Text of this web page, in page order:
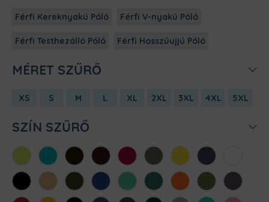
Férfi Kereknyakú Póló Férfi V-nyakú Póló
Férfi Testhezálló Póló Férfi Hosszúujjú Póló
MÉRET SZŰRŐ
XS S M L XL 2XL 3XL 4XL 5XL
SZÍN SZŰRŐ
AlmazöldAtollkékBarnaBordóChili Cink Citromsárga
Denim
FeketeHomokKhaki KirálykékMentaMéregzöld
NarancsOliva Padlizsán